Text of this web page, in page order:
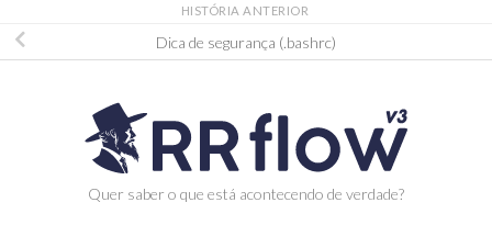
HISTÓRIA ANTERIOR
Dica de segurança (.bashrc)
Quer saber o que está acontecendo de verdade?